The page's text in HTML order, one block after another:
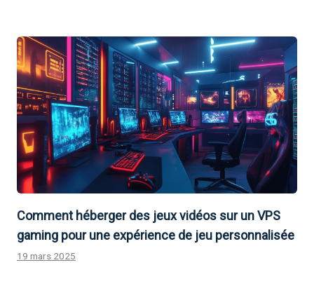
Comment héberger des jeux vidéos sur un VPS
gaming pour une expérience de jeu personnalisée
19 mars 2025